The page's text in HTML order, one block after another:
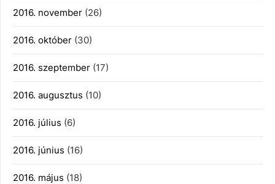
2016. november (26)
2016. október (30)
2016. szeptember (17)
2016. augusztus (10)
2016. július (6)
2016. június (16)
2016. május (18)